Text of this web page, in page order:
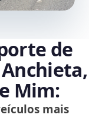
de
Mim:
mais